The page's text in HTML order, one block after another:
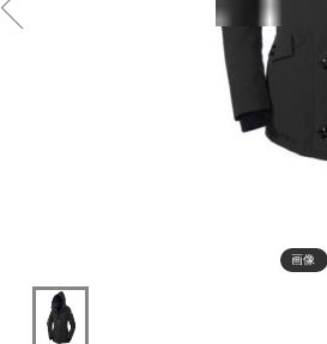
画像